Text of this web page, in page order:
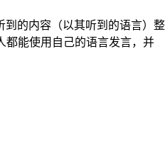
的内容（以其听到的语言）整
能使用自己的语言发言，并